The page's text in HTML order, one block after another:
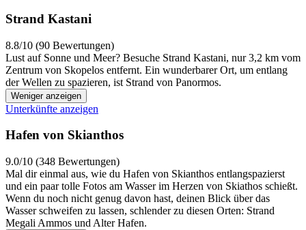
Strand Kastani
8.8/10 (90 Bewertungen)
Lust auf Sonne und Meer? Besuche Strand Kastani, nur 3,2 km vom
Zentrum von Skopelos entfernt. Ein wunderbarer Ort, um entlang
der Wellen zu spazieren, ist Strand von Panormos.
Weniger anzeigen
Unterkünfte anzeigen
Hafen von Skianthos
9.0/10 (348 Bewertungen)
Mal dir einmal aus, wie du Hafen von Skianthos entlangspazierst
und ein paar tolle Fotos am Wasser im Herzen von Skiathos schießt.
Wenn du noch nicht genug davon hast, deinen Blick über das
Wasser schweifen zu lassen, schlender zu diesen Orten: Strand
Megali Ammos und Alter Hafen.